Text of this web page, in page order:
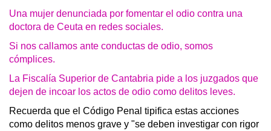
Una mujer denunciada por fomentar el odio contra una
doctora de Ceuta en redes sociales.
Si nos callamos ante conductas de odio, somos
cómplices.
La Fiscalía Superior de Cantabria pide a los juzgados que
dejen de incoar los actos de odio como delitos leves.
Recuerda que el Código Penal tipifica estas acciones
como delitos menos grave y "se deben investigar con rigor